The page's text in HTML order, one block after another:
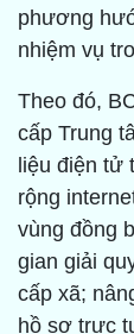
phương
nhiệm vụ
Theo đó,
cấp Trung
liệu điện tử
rộng
vùng đồng
gian giải
cấp xã;
hồ sơ trực